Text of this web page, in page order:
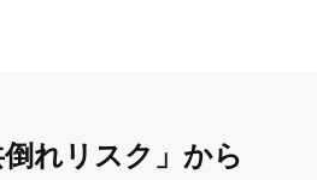
れリスク」から